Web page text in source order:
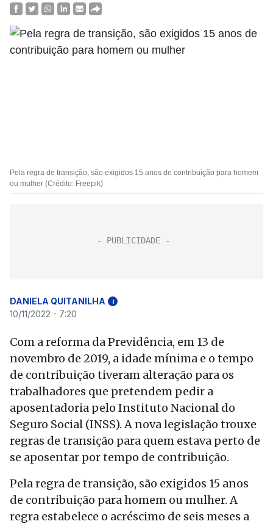
Pela regra de transição, são exigidos 15 anos de contribuição para homem
ou mulher (Crédito: Freepik)
DANIELA QUITANILHA i
10/11/2022 - 7:20
Com a reforma da Previdência, em 13 de
novembro de 2019, a idade mínima e o tempo
de contribuição tiveram alteração para os
trabalhadores que pretendem pedir a
aposentadoria pelo Instituto Nacional do
Seguro Social (INSS). A nova legislação trouxe
regras de transição para quem estava perto de
se aposentar por tempo de contribuição.
Pela regra de transição, são exigidos 15 anos
de contribuição para homem ou mulher. A
regra estabelece o acréscimo de seis meses a